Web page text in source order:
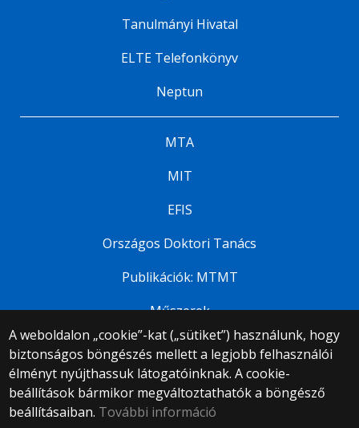
A weboldalon „cookie”-kat („sütiket”) használunk, hogy
biztonságos böngészés mellett a legjobb felhasználói
élményt nyújthassuk látogatóinknak. A cookie-
beállítások bármikor megváltoztathatók a böngésző
beállításaiban. További információ
Tanulmányi Hivatal
ELTE Telefonkönyv
Neptun
MTA
MIT
EFIS
Országos Doktori Tanács
Publikációk: MTMT
Műszerek
© 2025 Eötvös Loránd Tudományegyetem
Minden jog fenntartva.
1053 Budapest, Egyetem tér 1–3.
Központi telefonszám: +36 1 411 6500